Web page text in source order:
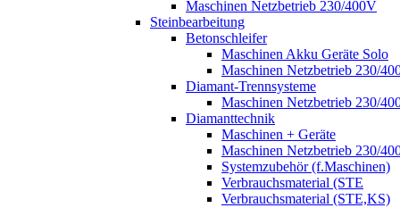
Maschinen Netzbetrieb 230/400V
Steinbearbeitung
Betonschleifer
Maschinen Akku Geräte Solo
Maschinen Netzbetrieb 230/
Diamant-Trennsysteme
Maschinen Netzbetrieb 230/
Diamanttechnik
Maschinen + Geräte
Maschinen Netzbetrieb 230/
Systemzubehör (f.Maschinen)
Verbrauchsmaterial (STE
Verbrauchsmaterial (STE,KS)